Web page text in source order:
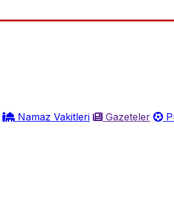
Namaz Vakitleri Gazeteler